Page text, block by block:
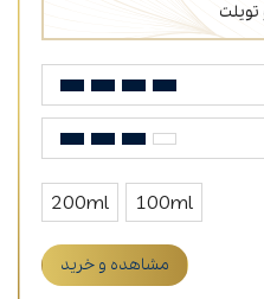
تویلت
100ml
200ml
مشاهده و خرید